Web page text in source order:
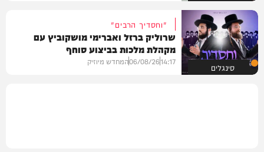
סינגלים
"וחסדיך הרבים"
שרוליק ברזל ואברימי מושקוביץ עם
מקהלת מלכות בביצוע סוחף
14:17
06/08/26המחדש מיוזיק